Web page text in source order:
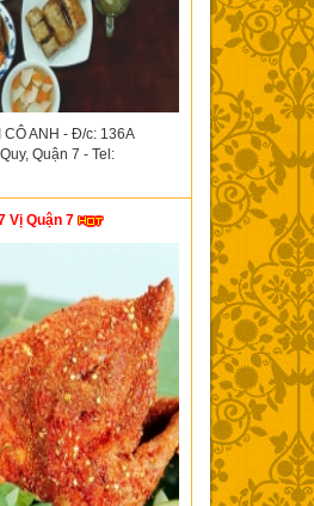
CÔ ANH - Đ/c: 136A
Quận 7 - Tel:
Vị Quận 7